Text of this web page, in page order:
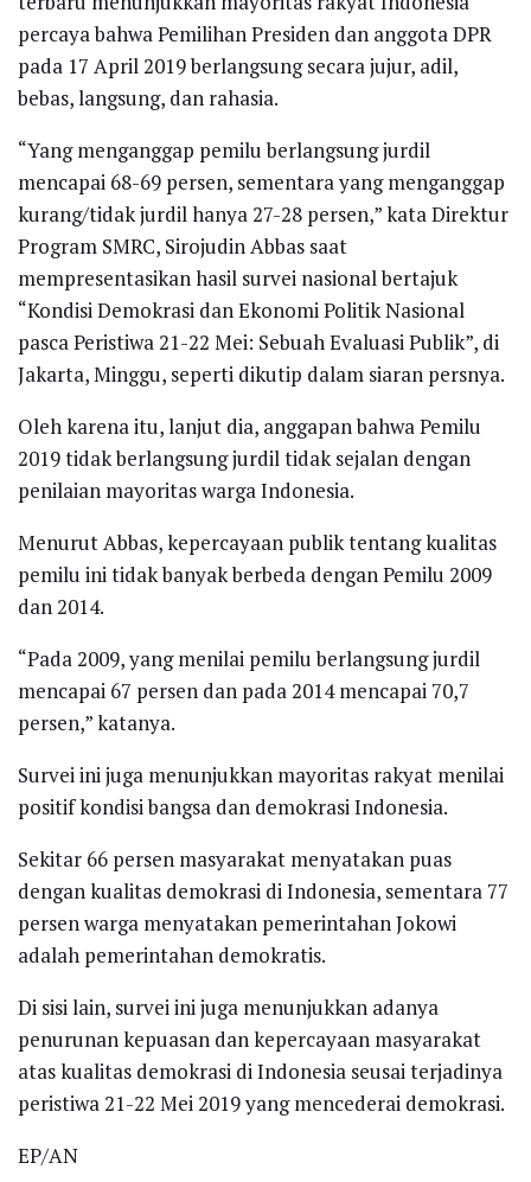
percaya bahwa Pemilihan Presiden dan anggota DPR
pada 17 April 2019 berlangsung secara jujur, adil,
bebas, langsung, dan rahasia.
“Yang menganggap pemilu berlangsung jurdil
mencapai 68-69 persen, sementara yang menganggap
kurang/tidak jurdil hanya 27-28 persen,” kata Direktur
Program SMRC, Sirojudin Abbas saat
mempresentasikan hasil survei nasional bertajuk
“Kondisi Demokrasi dan Ekonomi Politik Nasional
pasca Peristiwa 21-22 Mei: Sebuah Evaluasi Publik”, di
Jakarta, Minggu, seperti dikutip dalam siaran persnya.
Oleh karena itu, lanjut dia, anggapan bahwa Pemilu
2019 tidak berlangsung jurdil tidak sejalan dengan
penilaian mayoritas warga Indonesia.
Menurut Abbas, kepercayaan publik tentang kualitas
pemilu ini tidak banyak berbeda dengan Pemilu 2009
dan 2014.
“Pada 2009, yang menilai pemilu berlangsung jurdil
mencapai 67 persen dan pada 2014 mencapai 70,7
persen,” katanya.
Survei ini juga menunjukkan mayoritas rakyat menilai
positif kondisi bangsa dan demokrasi Indonesia.
Sekitar 66 persen masyarakat menyatakan puas
dengan kualitas demokrasi di Indonesia, sementara 77
persen warga menyatakan pemerintahan Jokowi
adalah pemerintahan demokratis.
Di sisi lain, survei ini juga menunjukkan adanya
penurunan kepuasan dan kepercayaan masyarakat
atas kualitas demokrasi di Indonesia seusai terjadinya
peristiwa 21-22 Mei 2019 yang mencederai demokrasi.
EP/AN